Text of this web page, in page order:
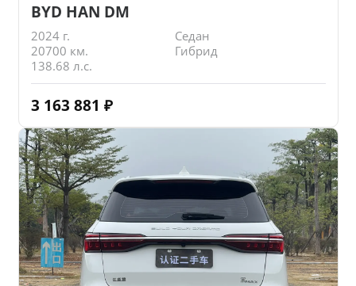
BYD HAN DM
2024 г.
Седан
20700 км.
Гибрид
138.68 л.с.
3 163 881 ₽